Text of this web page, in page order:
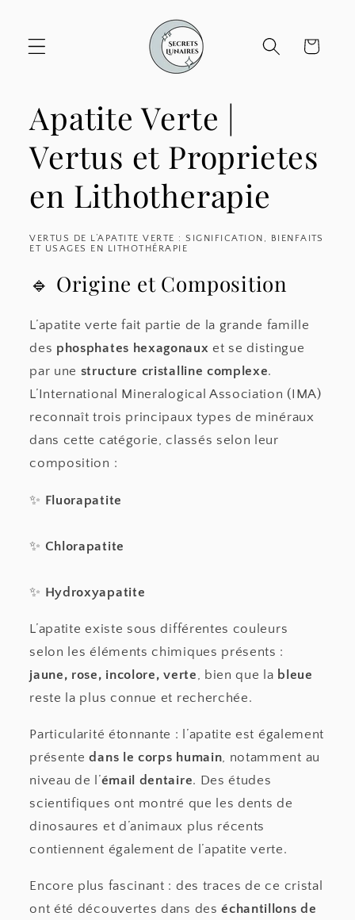
au
contenu
Panier
Apatite Verte |
Vertus et Proprietes
en Lithotherapie
VERTUS DE L’APATITE VERTE : SIGNIFICATION, BIENFAITS
ET USAGES EN LITHOTHÉRAPIE
🔹 Origine et Composition
L’apatite verte fait partie de la grande famille
des phosphates hexagonaux et se distingue
par une structure cristalline complexe.
L’International Mineralogical Association (IMA)
reconnaît trois principaux types de minéraux
dans cette catégorie, classés selon leur
composition :
✨ Fluorapatite
✨ Chlorapatite
✨ Hydroxyapatite
L’apatite existe sous différentes couleurs
selon les éléments chimiques présents :
jaune, rose, incolore, verte, bien que la bleue
reste la plus connue et recherchée.
Particularité étonnante : l’apatite est également
présentedans le corps humain, notamment au
niveau de l’émail dentaire. Des études
scientifiques ont montré que les dents de
dinosaures et d’animaux plus récents
contiennent également de l’apatite verte.
Encore plus fascinant : des traces de ce cristal
ont été découvertes dans deséchantillons de